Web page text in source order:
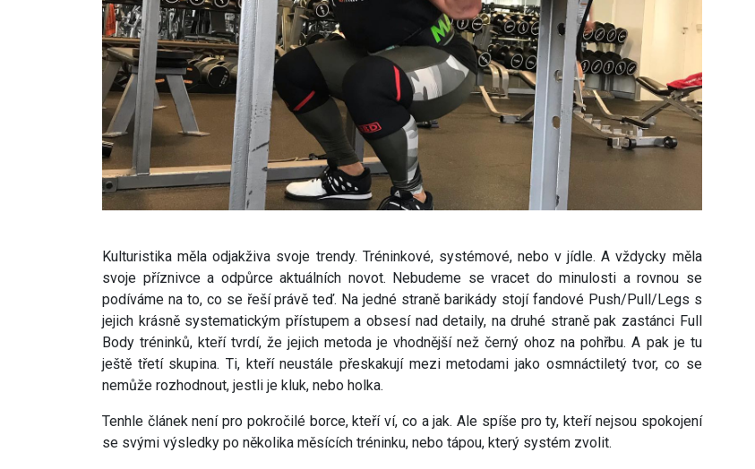
Kulturistika měla odjakživa svoje trendy. Tréninkové, systémové, nebo v jídle. A vždycky měla
svoje příznivce a odpůrce aktuálních novot. Nebudeme se vracet do minulosti a rovnou se
podíváme na to, co se řeší právě teď. Na jedné straně barikády stojí fandové Push/Pull/Legs s
jejich krásně systematickým přístupem a obsesí nad detaily, na druhé straně pak zastánci Full
Body tréninků, kteří tvrdí, že jejich metoda je vhodnější než černý ohoz na pohřbu. A pak je tu
ještě třetí skupina. Ti, kteří neustále přeskakují mezi metodami jako osmnáctiletý tvor, co se
nemůže rozhodnout, jestli je kluk, nebo holka.
Tenhle článek není pro pokročilé borce, kteří ví, co a jak. Ale spíše pro ty, kteří nejsou spokojení
se svými výsledky po několika měsících tréninku, nebo tápou, který systém zvolit.